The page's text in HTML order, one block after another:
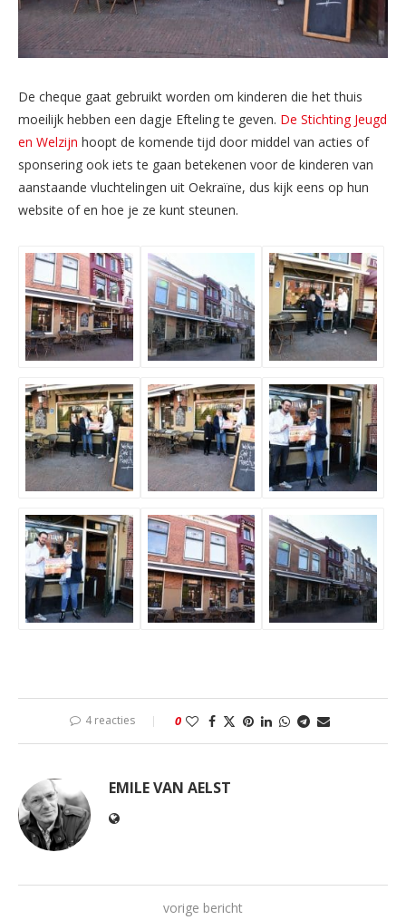
De cheque gaat gebruikt worden om kinderen die het thuis
moeilijk hebben een dagje Efteling te geven. De Stichting Jeugd
en Welzijn hoopt de komende tijd door middel van acties of
sponsering ook iets te gaan betekenen voor de kinderen van
aanstaande vluchtelingen uit Oekraïne, dus kijk eens op hun
website of en hoe je ze kunt steunen.
4 reacties 0
EMILE VAN AELST
vorige bericht